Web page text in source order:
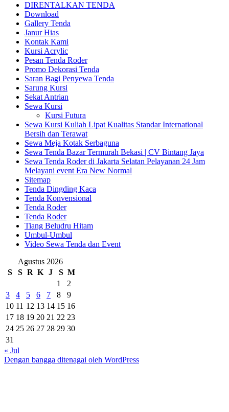
DIRENTALKAN TENDA
Download
Gallery Tenda
Janur Hias
Kontak Kami
Kursi Acrylic
Pesan Tenda Roder
Promo Dekorasi Tenda
Saran Bagi Penyewa Tenda
Sarung Kursi
Sekat Antrian
Sewa Kursi
Kursi Futura
Sewa Kursi Kuliah Lipat Kualitas Standar International
Bersih dan Terawat
Sewa Meja Kotak Serbaguna
Sewa Tenda Bazar Termurah Bekasi | CV Bintang Jaya
Sewa Tenda Roder di Jakarta Selatan Pelayanan 24 Jam
Melayani event Era New Normal
Sitemap
Tenda Dingding Kaca
Tenda Konvensional
Tenda Roder
Tenda Roder
Tiang Beludru Hitam
Umbul-Umbul
Video Sewa Tenda dan Event
Agustus 2026
S
S R K J S M
1
2
3
4 5 6 7 8
9
10 11 12 13 14 15 16
17 18 19 20 21 22 23
24 25 26 27 28 29 30
31
« Jul
Dengan bangga ditenagai oleh WordPress